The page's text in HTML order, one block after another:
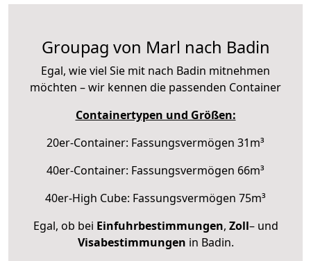
Groupag von Marl nach Badin
Egal, wie viel Sie mit nach Badin mitnehmen
möchten – wir kennen die passenden Container
Containertypen und Größen:
20er-Container: Fassungsvermögen 31m³
40er-Container: Fassungsvermögen 66m³
40er-High Cube: Fassungsvermögen 75m³
Egal, ob bei Einfuhrbestimmungen, Zoll– und
Visabestimmungen in Badin.